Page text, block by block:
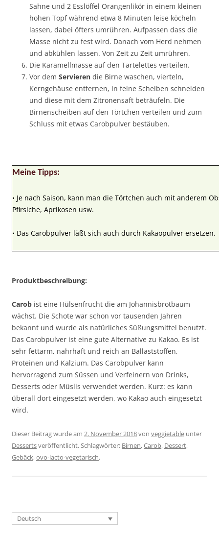
Sahne und 2 Esslöffel Orangenlikör in einem kleinen
hohen Topf während etwa 8 Minuten leise köcheln
lassen, dabei öfters umrühren. Aufpassen dass die
Masse nicht zu fest wird. Danach vom Herd nehmen
und abkühlen lassen. Von Zeit zu Zeit umrühren.
Die Karamellmasse auf den Tartelettes verteilen.
Vor dem Servieren die Birne waschen, vierteln,
Kerngehäuse entfernen, in feine Scheiben schneiden
und diese mit dem Zitronensaft beträufeln. Die
Birnenscheiben auf den Törtchen verteilen und zum
Schluss mit etwas Carobpulver bestäuben.
Meine Tipps:
• Je nach Saison, kann man die Törtchen auch mit anderem
Pfirsiche, Aprikosen usw.
• Das Carobpulver läßt sich auch durch Kakaopulver ersetzen.
Produktbeschreibung:
Carob ist eine Hülsenfrucht die am Johannisbrotbaum
wächst. Die Schote war schon vor tausenden Jahren
bekannt und wurde als natürliches Süßungsmittel benutzt.
Das Carobpulver ist eine gute Alternative zu Kakao. Es ist
sehr fettarm, nahrhaft und reich an Ballaststoffen,
Proteinen und Kalzium. Das Carobpulver kann
hervorragend zum Süssen und Verfeinern von Drinks,
Desserts oder Müslis verwendet werden. Kurz: es kann
überall dort eingesetzt werden, wo Kakao auch eingesetzt
wird.
Dieser Beitrag wurde am 2. November 2018von veggietable unter
Dessertsveröffentlicht. Schlagwörter: Birnen,Carob, Dessert,
Gebäck,ovo-lacto-vegetarisch.
Deutsch